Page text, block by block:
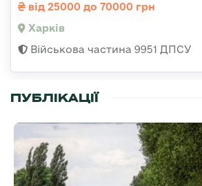
від 25000 до 70000 грн
Харків
Військова частина 9951 ДПСУ
ПУБЛІКАЦІЇ